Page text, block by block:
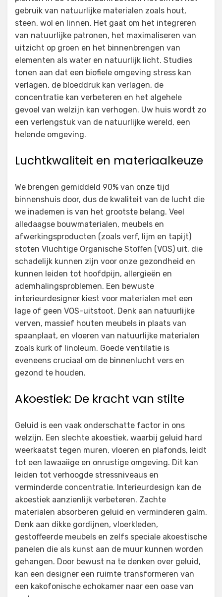
gebruik van natuurlijke materialen zoals hout,
steen, wol en linnen. Het gaat om het integreren
van natuurlijke patronen, het maximaliseren van
uitzicht op groen en het binnenbrengen van
elementen als water en natuurlijk licht. Studies
tonen aan dat een biofiele omgeving stress kan
verlagen, de bloeddruk kan verlagen, de
concentratie kan verbeteren en het algehele
gevoel van welzijn kan verhogen. Uw huis wordt zo
een verlengstuk van de natuurlijke wereld, een
helende omgeving.
Luchtkwaliteit en materiaalkeuze
We brengen gemiddeld 90% van onze tijd
binnenshuis door, dus de kwaliteit van de lucht die
we inademen is van het grootste belang. Veel
alledaagse bouwmaterialen, meubels en
afwerkingsproducten (zoals verf, lijm en tapijt)
stoten Vluchtige Organische Stoffen (VOS) uit, die
schadelijk kunnen zijn voor onze gezondheid en
kunnen leiden tot hoofdpijn, allergieën en
ademhalingsproblemen. Een bewuste
interieurdesigner kiest voor materialen met een
lage of geen VOS-uitstoot. Denk aan natuurlijke
verven, massief houten meubels in plaats van
spaanplaat, en vloeren van natuurlijke materialen
zoals kurk of linoleum. Goede ventilatie is
eveneens cruciaal om de binnenlucht vers en
gezond te houden.
Akoestiek: De kracht van stilte
Geluid is een vaak onderschatte factor in ons
welzijn. Een slechte akoestiek, waarbij geluid hard
weerkaatst tegen muren, vloeren en plafonds, leidt
tot een lawaaiige en onrustige omgeving. Dit kan
leiden tot verhoogde stressniveaus en
verminderde concentratie. Interieurdesign kan de
akoestiek aanzienlijk verbeteren. Zachte
materialen absorberen geluid en verminderen galm.
Denk aan dikke gordijnen, vloerkleden,
gestoffeerde meubels en zelfs speciale akoestische
panelen die als kunst aan de muur kunnen worden
gehangen. Door bewust na te denken over geluid,
kan een designer een ruimte transformeren van
een kakofonische echokamer naar een oase van